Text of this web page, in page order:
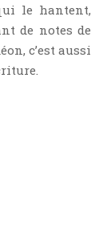
le hantent,
de notes de
c’est aussi